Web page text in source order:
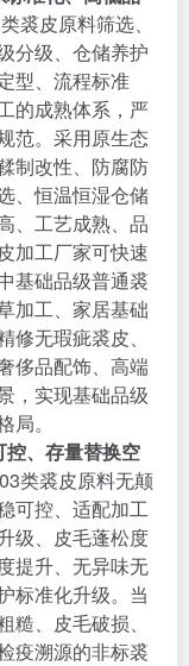
裘皮原料筛选、
分级、仓储养护
型、流程标准
的成熟体系，严
范。采用原生态
制改性、防腐防
、恒温恒湿仓储
、工艺成熟、品
加工厂家可快速
基础品级普通裘
加工、家居基础
无瑕疵裘皮、
侈品配饰、高端
，实现基础品级
。
控、存量替换空
类裘皮原料无颠
可控、适配加工
级、皮毛蓬松度
提升、无异味无
标准化升级。当
、皮毛破损、
疫溯源的非标裘